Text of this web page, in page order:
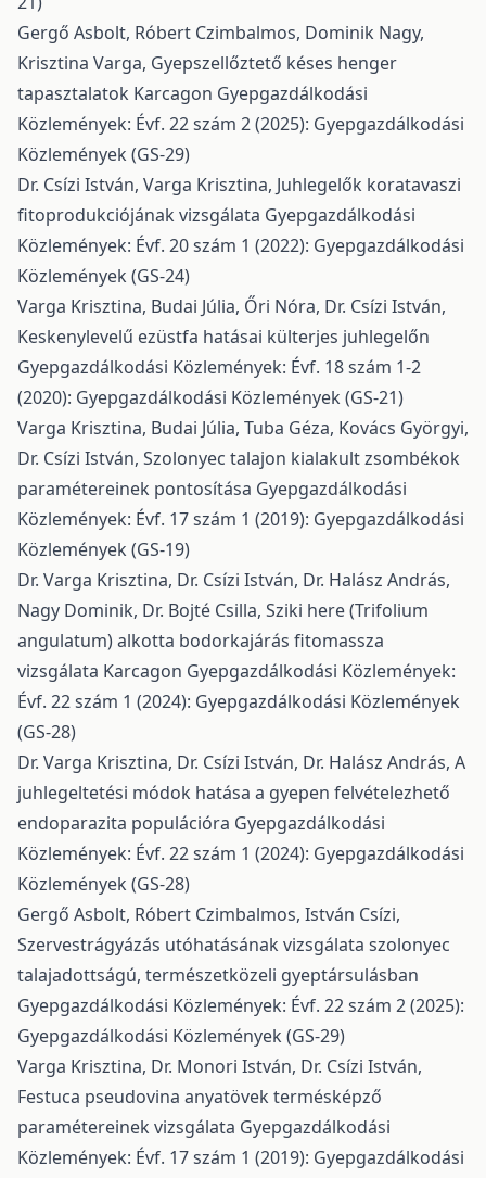
Gergő Asbolt, Róbert Czimbalmos, Dominik Nagy,
Krisztina Varga, Gyepszellőztető késes henger
tapasztalatok Karcagon Gyepgazdálkodási
Közlemények: Évf. 22 szám 2 (2025): Gyepgazdálkodási
Közlemények (GS-29)
Dr. Csízi István, Varga Krisztina, Juhlegelők koratavaszi
fitoprodukciójának vizsgálata Gyepgazdálkodási
Közlemények: Évf. 20 szám 1 (2022): Gyepgazdálkodási
Közlemények (GS-24)
Varga Krisztina, Budai Júlia, Őri Nóra, Dr. Csízi István,
Keskenylevelű ezüstfa hatásai külterjes juhlegelőn
Gyepgazdálkodási Közlemények: Évf. 18 szám 1-2
(2020): Gyepgazdálkodási Közlemények (GS-21)
Varga Krisztina, Budai Júlia, Tuba Géza, Kovács Györgyi,
Dr. Csízi István, Szolonyec talajon kialakult zsombékok
paramétereinek pontosítása Gyepgazdálkodási
Közlemények: Évf. 17 szám 1 (2019): Gyepgazdálkodási
Közlemények (GS-19)
Dr. Varga Krisztina, Dr. Csízi István, Dr. Halász András,
Nagy Dominik, Dr. Bojté Csilla, Sziki here (Trifolium
angulatum) alkotta bodorkajárás fitomassza
vizsgálata Karcagon Gyepgazdálkodási Közlemények:
Évf. 22 szám 1 (2024): Gyepgazdálkodási Közlemények
(GS-28)
Dr. Varga Krisztina, Dr. Csízi István, Dr. Halász András, A
juhlegeltetési módok hatása a gyepen felvételezhető
endoparazita populációra Gyepgazdálkodási
Közlemények: Évf. 22 szám 1 (2024): Gyepgazdálkodási
Közlemények (GS-28)
Gergő Asbolt, Róbert Czimbalmos, István Csízi,
Szervestrágyázás utóhatásának vizsgálata szolonyec
talajadottságú, természetközeli gyeptársulásban
Gyepgazdálkodási Közlemények: Évf. 22 szám 2 (2025):
Gyepgazdálkodási Közlemények (GS-29)
Varga Krisztina, Dr. Monori István, Dr. Csízi István,
Festuca pseudovina anyatövek termésképző
paramétereinek vizsgálata Gyepgazdálkodási
Közlemények: Évf. 17 szám 1 (2019): Gyepgazdálkodási